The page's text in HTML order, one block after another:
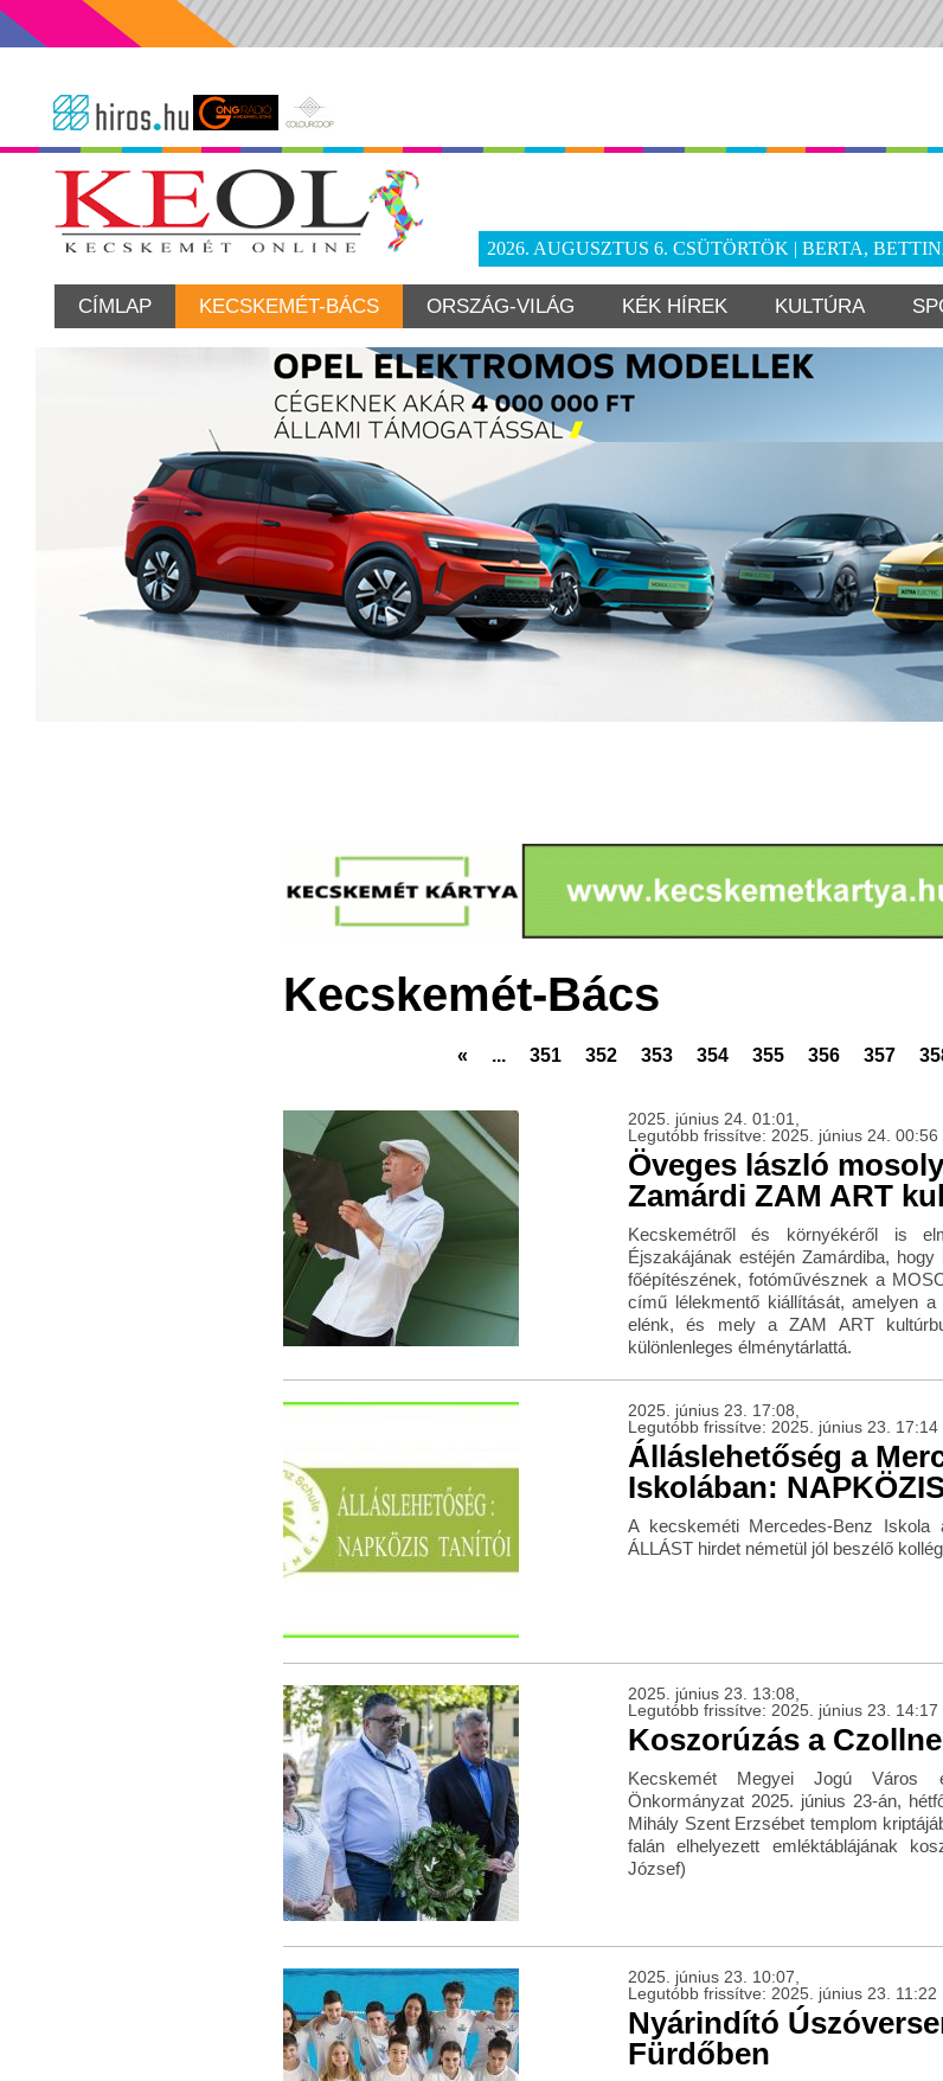
2026. AUGUSZTUS 6. CSÜTÖRTÖK | BERTA,
CÍMLAP KECSKEMÉT-BÁCS ORSZÁG-VILÁG KÉK HÍREK KULTÚRA
Kecskemét-Bács
« ... 351 352 353 354 355 356 357
2025. június 24. 01:01,
Legutóbb frissítve: 2025. június 24. 00:56
Öveges lászló
Zamárdi ZAM ART
Kecskemétről és környékéről is
Éjszakájának estéjén Zamárdiba,
főépítészének, fotóművésznek a
című lélekmentő kiállítását, amelyen
elénk, és mely a ZAM ART
különlenleges élménytárlattá.
2025. június 23. 17:08,
Legutóbb frissítve: 2025. június 23. 17:14
Álláslehetőség a
Iskolában:
A kecskeméti Mercedes-Benz Iskola
ÁLLÁST hirdet németül jól beszélő
2025. június 23. 13:08,
Legutóbb frissítve: 2025. június 23. 14:17
Koszorúzás a
Kecskemét Megyei Jogú Város
Önkormányzat 2025. június 23-án,
Mihály Szent Erzsébet templom
falán elhelyezett emléktáblájának
József)
2025. június 23. 10:07,
Legutóbb frissítve: 2025. június 23. 11:22
Nyárindító
Fürdőben